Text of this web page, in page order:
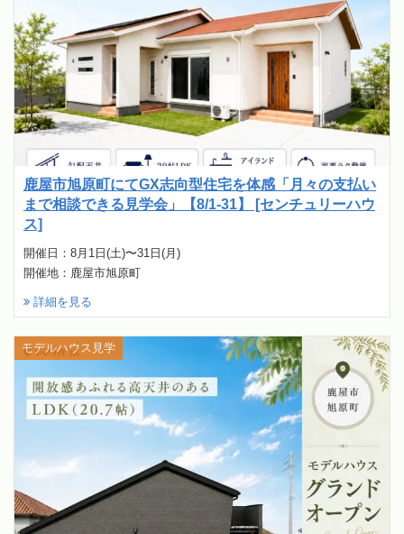
鹿屋市旭原町にてGX志向型住宅を体感「月々の支払い
まで相談できる見学会」【8/1-31】 [センチュリーハウ
ス]
開催日：8月1日(土)〜31日(月)
開催地：鹿屋市旭原町
詳細を見る
モデルハウス見学